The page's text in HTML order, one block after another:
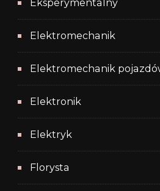
Eksperymentalny
Elektromechanik
Elektromechanik
Elektronik
Elektryk
Florysta